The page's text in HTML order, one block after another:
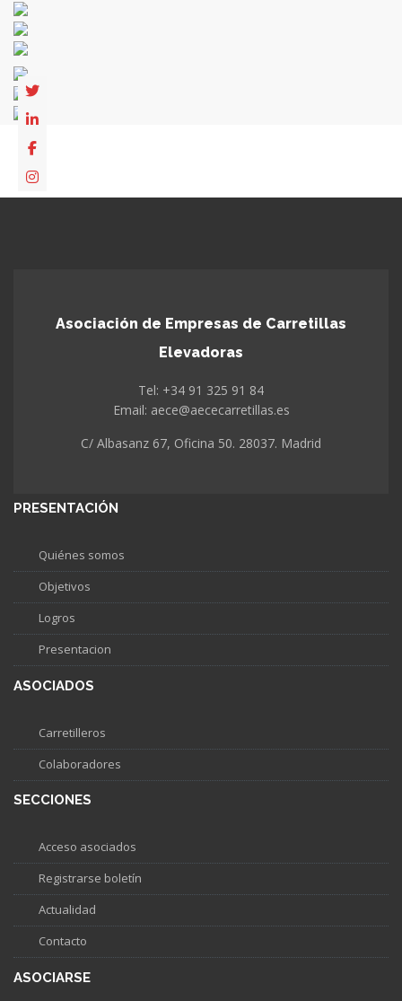
Asociación de Empresas de Carretillas
Elevadoras
Tel: +34 91 325 91 84
Email: aece@aececarretillas.es
C/ Albasanz 67, Oficina 50. 28037. Madrid
PRESENTACIÓN
Quiénes somos
Objetivos
Logros
Presentacion
ASOCIADOS
Carretilleros
Colaboradores
SECCIONES
Acceso asociados
Registrarse boletín
Actualidad
Contacto
ASOCIARSE